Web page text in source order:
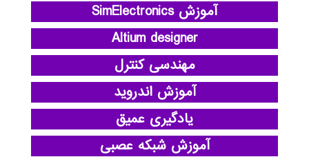
آموزش SimElectronics
Altium designer
مهندسی کنترل
آموزش اندروید
یادگیری عمیق
آموزش شبکه عصبی